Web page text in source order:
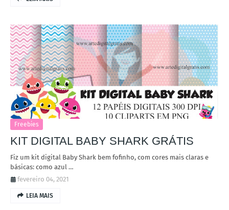
Freebies
KIT DIGITAL BABY SHARK GRÁTIS
Fiz um kit digital Baby Shark bem fofinho, com cores mais claras e
básicas: como azul …
fevereiro 04, 2021
LEIA MAIS